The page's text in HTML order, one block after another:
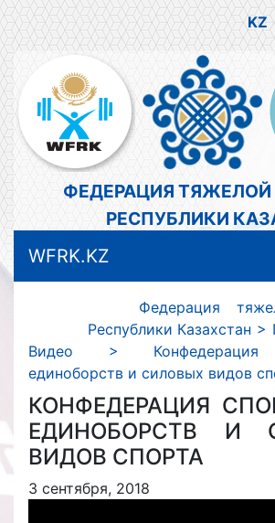
KZ
ФЕДЕРАЦИЯ ТЯЖЕЛОЙ
РЕСПУБЛИКИ
WFRK.KZ
Федерация тяжелой
Республики Казахстан >
Видео >
единоборств и силовых видов
КОНФЕДЕРАЦИЯ
ЕДИНОБОРСТВ И
ВИДОВ СПОРТА
3 сентября, 2018